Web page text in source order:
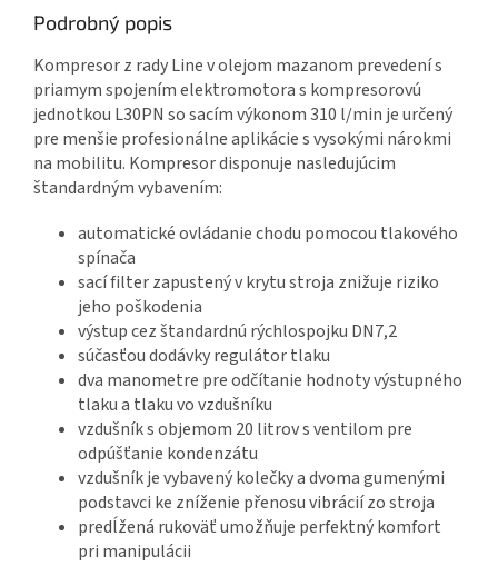
Podrobný popis
Kompresor z rady Line v olejom mazanom prevedení s
priamym spojením elektromotora s kompresorovú
jednotkou L30PN so sacím výkonom 310 l/min je určený
pre menšie profesionálne aplikácie s vysokými nárokmi
na mobilitu. Kompresor disponuje nasledujúcim
štandardným vybavením:
automatické ovládanie chodu pomocou tlakového
spínača
sací filter zapustený v krytu stroja znižuje riziko
jeho poškodenia
výstup cez štandardnú rýchlospojku DN7,2
súčasťou dodávky regulátor tlaku
dva manometre pre odčítanie hodnoty výstupného
tlaku a tlaku vo vzdušníku
vzdušník s objemom 20 litrov s ventilom pre
odpúšťanie kondenzátu
vzdušník je vybavený kolečky a dvoma gumenými
podstavci ke zníženie přenosu vibrácií zo stroja
predĺžená rukoväť umožňuje perfektný komfort
pri manipulácii